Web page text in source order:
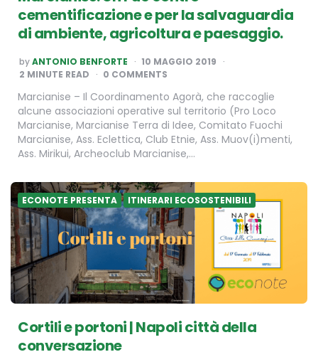
cementificazione e per la salvaguardia
di ambiente, agricoltura e paesaggio.
POSTED
BY
byANTONIO BENFORTE
10 MAGGIO 2019
2 MINUTE READ 0 COMMENTS
Marcianise – Il Coordinamento Agorà, che raccoglie
alcune associazioni operative sul territorio (Pro Loco
Marcianise, Marcianise Terra di Idee, Comitato Fuochi
Marcianise, Ass. Eclettica, Club Etnie, Ass. Muov(i)menti,
Ass. Mirikui, Archeoclub Marcianise,…
ECONOTE PRESENTA ITINERARI ECOSOSTENIBILI
Cortili e portoni | Napoli città della
conversazione